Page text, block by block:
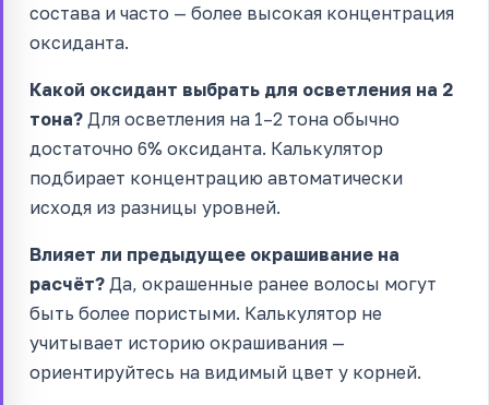
состава и часто — более высокая концентрация
оксиданта.
Какой оксидант выбрать для осветления на 2
тона? Для осветления на 1–2 тона обычно
достаточно 6% оксиданта. Калькулятор
подбирает концентрацию автоматически
исходя из разницы уровней.
Влияет ли предыдущее окрашивание на
расчёт? Да, окрашенные ранее волосы могут
быть более пористыми. Калькулятор не
учитывает историю окрашивания —
ориентируйтесь на видимый цвет у корней.